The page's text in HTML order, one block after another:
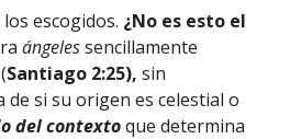
escogidos. ¿No es esto el
ángeles sencillamente
(Santiago 2:25), sin
de si su origen es celestial o
del contexto que determina